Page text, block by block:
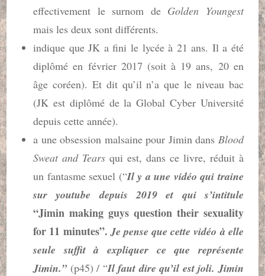
effectivement le surnom de Golden Youngest
mais les deux sont différents.
indique que JK a fini le lycée à 21 ans. Il a été
diplômé en février 2017 (soit à 19 ans, 20 en
âge coréen). Et dit qu’il n’a que le niveau bac
(JK est diplômé de la Global Cyber Université
depuis cette année).
a une obsession malsaine pour Jimin dans Blood
Sweat and Tears qui est, dans ce livre, réduit à
un fantasme sexuel (“Il y a une vidéo qui traine
sur youtube depuis 2019 et qui s’intitule
“Jimin making guys question their sexuality
for 11 minutes”.Je pense que cette vidéo à elle
seule suffit à expliquer ce que représente
Jimin.” (p45) / “Il faut dire qu’il est joli. Jimin